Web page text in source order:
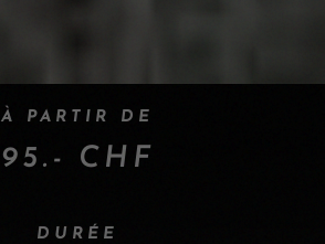
À PARTIR DE
95.- CHF
DURÉE